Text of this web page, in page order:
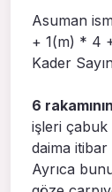
Asuman
+ 1(m) * 4
Kader
6
işleri çabuk
daima itibar
Ayrıca